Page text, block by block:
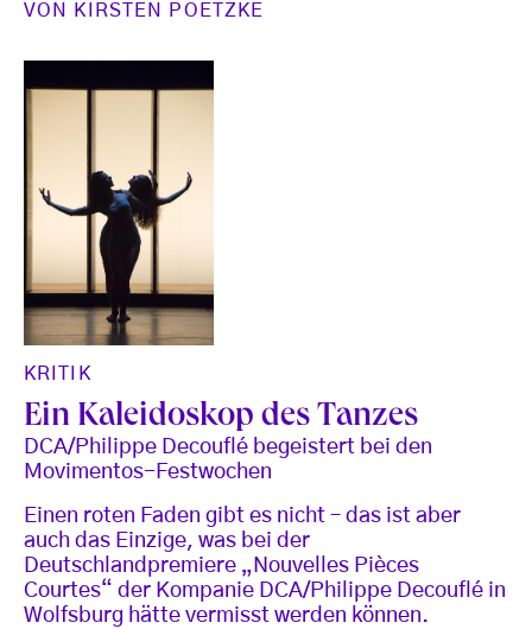
VON
KIRSTEN POETZKE
KRITIK
Ein Kaleidoskop des Tanzes
DCA/Philippe Decouflé begeistert bei den
Movimentos-Festwochen
Einen roten Faden gibt es nicht – das ist aber
auch das Einzige, was bei der
Deutschlandpremiere „Nouvelles Pièces
Courtes“ der Kompanie DCA/Philippe Decouflé in
Wolfsburg hätte vermisst werden können.